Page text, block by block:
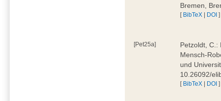
Bremen,
[ BibTeX | DOI ]
[Pet25a]
Petzoldt, C.:
Mensch-
und
10.26092/
[ BibTeX | DOI ]